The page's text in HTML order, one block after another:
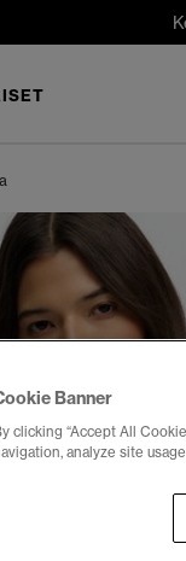
Banner
clicking “Accept All
analyze site